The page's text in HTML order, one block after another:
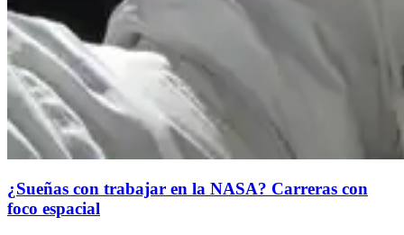
¿Sueñas con trabajar en la NASA? Carreras con
foco espacial